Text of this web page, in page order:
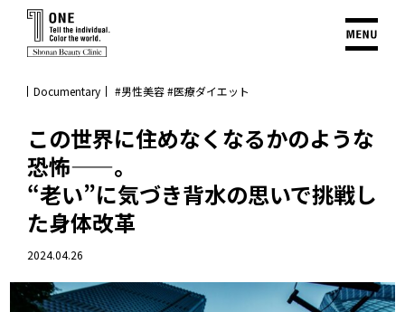
Documentary #男性美容#医療ダイエット
この世界に住めなくなるかのような
恐怖——。
“老い”に気づき背水の思いで挑戦し
た身体改革
2024.04.26